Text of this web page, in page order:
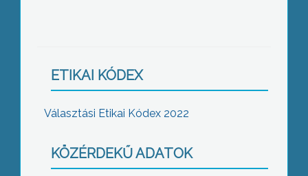
ETIKAI KÓDEX
Választási Etikai Kódex 2022
KÖZÉRDEKŰ ADATOK